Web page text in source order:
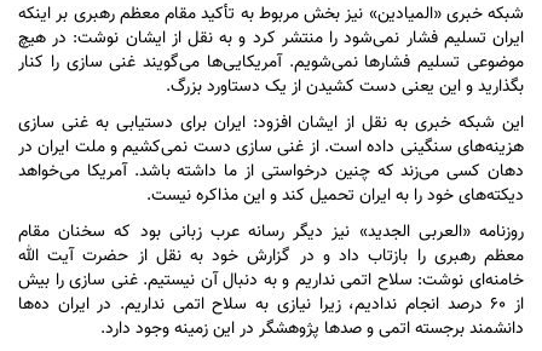
شبکه خبری «المیادین» نیز بخش مربوط به تأکید مقام معظم رهبری بر اینکه
ایران تسلیم فشار نمی‌شود را منتشر کرد و به نقل از ایشان نوشت: در هیچ
موضوعی تسلیم فشار‌ها نمی‌شویم. آمریکایی‌ها می‌گویند غنی سازی را کنار
بگذارید و این یعنی دست کشیدن از یک دستاورد بزرگ.
این شبکه خبری به نقل از ایشان افزود: ایران برای دستیابی به غنی سازی
هزینه‌های سنگینی داده است. از غنی سازی دست نمی‌کشیم و ملت ایران در
دهان کسی می‌زند که چنین درخواستی از ما داشته باشد. آمریکا می‌خواهد
دیکته‌های خود را به ایران تحمیل کند و این مذاکره نیست.
روزنامه «العربی الجدید» نیز دیگر رسانه عرب زبانی بود که سخنان مقام
معظم رهبری را بازتاب داد و در گزارش خود به نقل از حضرت آیت الله
خامنه‌ای نوشت: سلاح اتمی نداریم و به دنبال آن نیستیم. غنی سازی را بیش
از ۶۰ درصد انجام ندادیم، زیرا نیازی به سلاح اتمی نداریم. در ایران ده‌ها
دانشمند برجسته اتمی و صد‌ها پژوهشگر در این زمینه وجود دارد.